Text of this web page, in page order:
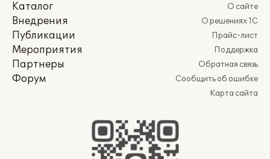
Каталог
Внедрения
Публикации
Мероприятия
Партнеры
Форум
О сайте
О решениях 1С
Прайс-лист
Поддержка
Обратная связь
Сообщить об ошибке
Карта сайта